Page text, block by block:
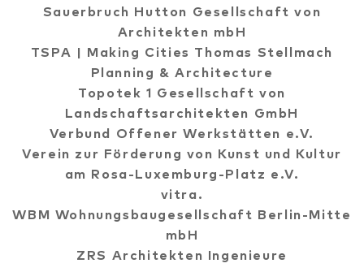
Sauerbruch Hutton Gesellschaft von
Architekten mbH
TSPA | Making Cities Thomas Stellmach
Planning & Architecture
Topotek 1 Gesellschaft von
Landschaftsarchitekten GmbH
Verbund Offener Werkstätten e.V.
Verein zur Förderung von Kunst und Kultur
am Rosa-Luxemburg-Platz e.V.
vitra.
WBM Wohnungsbaugesellschaft Berlin-Mitte
mbH
ZRS Architekten Ingenieure